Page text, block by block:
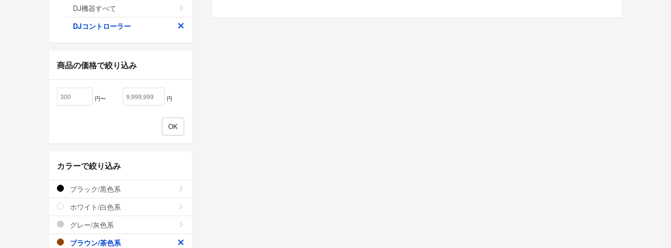
DJ機器すべて
DJコントローラー
商品の価格で絞り込み
円〜 円
カラーで絞り込み
ブラック/黒色系
ホワイト/白色系
グレー/灰色系
ブラウン/茶色系